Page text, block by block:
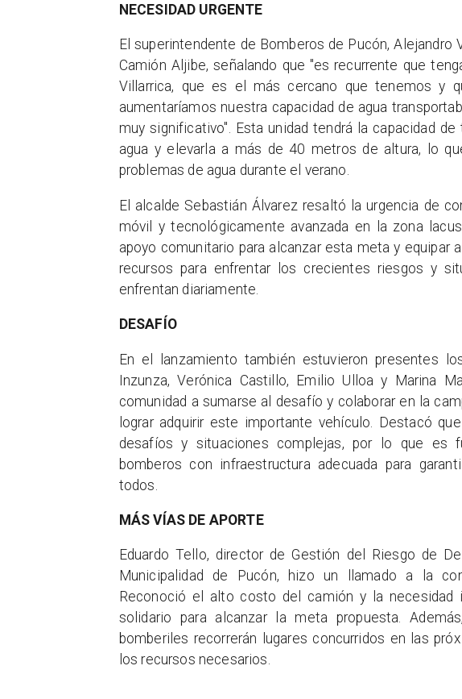
NECESIDAD URGENTE
El superintendente de Bomberos de Pucón, Alejandro
Camión Aljibe, señalando que "es recurrente que
Villarrica, que es el más cercano que tenemos y
aumentaríamos nuestra capacidad de agua
muy significativo". Esta unidad tendrá la capacidad
agua y elevarla a más de 40 metros de altura, lo
problemas de agua durante el verano.
El alcalde Sebastián Álvarez resaltó la urgencia de
móvil y tecnológicamente avanzada en la zona
apoyo comunitario para alcanzar esta meta y equipar
recursos para enfrentar los crecientes riesgos y
enfrentan diariamente.
DESAFÍO
En el lanzamiento también estuvieron presentes
Inzunza, Verónica Castillo, Emilio Ulloa y Marina
comunidad a sumarse al desafío y colaborar en la
lograr adquirir este importante vehículo. Destacó
desafíos y situaciones complejas, por lo que es
bomberos con infraestructura adecuada para
todos.
MÁS VÍAS DE APORTE
Eduardo Tello, director de Gestión del Riesgo de
Municipalidad de Pucón, hizo un llamado a la
Reconoció el alto costo del camión y la necesidad
solidario para alcanzar la meta propuesta.
bomberiles recorrerán lugares concurridos en las
los recursos necesarios.